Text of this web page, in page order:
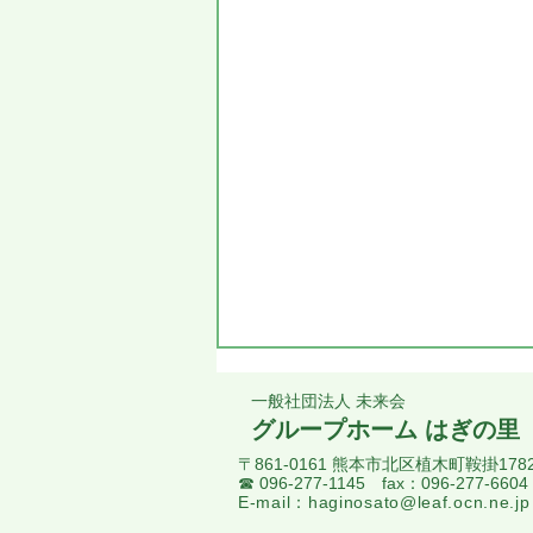
一般社団法人 未来会
グループホーム はぎの里
〒861-0161 熊本市北区植木町鞍掛
​☎ 096-277-1145 fax：096-277-6604
E-mail： haginosato@leaf.ocn.ne.jp